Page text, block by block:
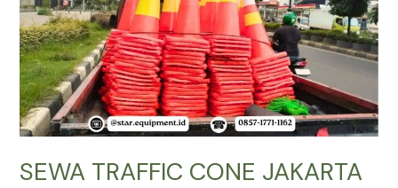
SEWA TRAFFIC CONE JAKARTA